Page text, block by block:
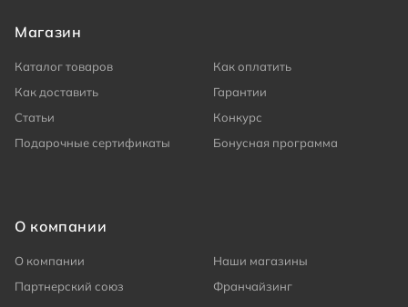
Магазин
Каталог товаров
Как оплатить
Как доставить
Гарантии
Статьи
Конкурс
Подарочные сертификаты
Бонусная программа
О компании
О компании
Наши магазины
Партнерский союз
Франчайзинг